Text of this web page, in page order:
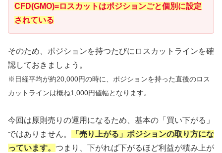
CFD(GMO)=ロスカットはポジションごと個別に設定
されている
そのため、ポジションを持つたびにロスカットラインを確
認しておきましょう。
※日経平均が約20,000円の時に、ポジションを持った直後のロス
カットラインは概ね1,000円値幅となります。
今回は原則売りの運用になるため、基本の「買い下がる」
ではありません。
「売り上がる」ポジションの取り方にな
っています。 つまり、下がれば下がるほど利益が積み上が